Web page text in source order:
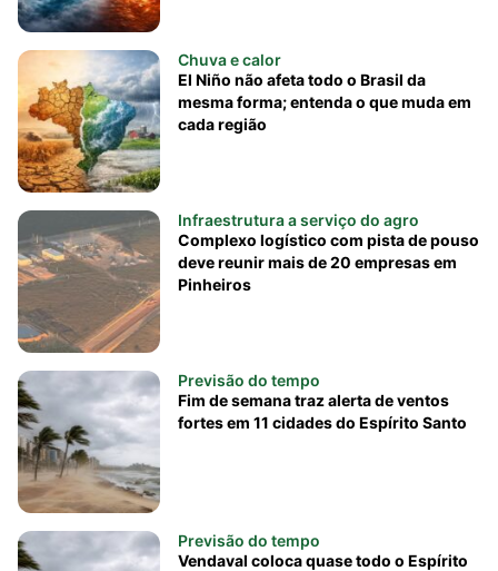
Chuva e calor
El Niño não afeta todo o Brasil da
mesma forma; entenda o que muda em
cada região
Infraestrutura a serviço do agro
Complexo logístico com pista de pouso
deve reunir mais de 20 empresas em
Pinheiros
Previsão do tempo
Fim de semana traz alerta de ventos
fortes em 11 cidades do Espírito Santo
Previsão do tempo
Vendaval coloca quase todo o Espírito